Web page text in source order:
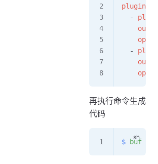
plugins
  -
    out
    opt
  -
    out
    opt
再执行命令生成
代码
$ buf